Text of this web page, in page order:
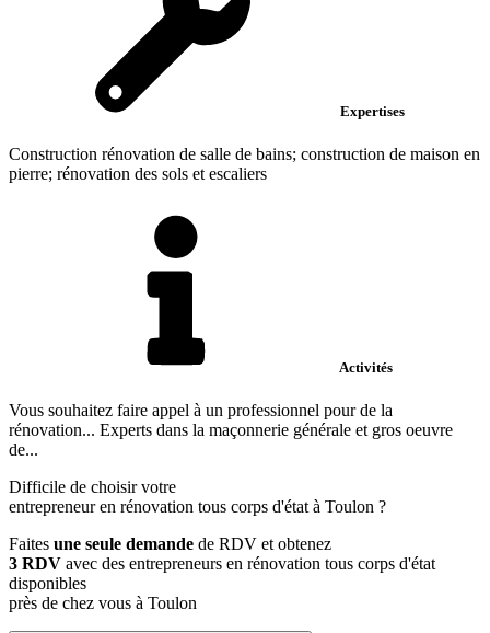
Expertises
Construction rénovation de salle de bains; construction de maison en
pierre; rénovation des sols et escaliers
Activités
Vous souhaitez faire appel à un professionnel pour de la
rénovation... Experts dans la maçonnerie générale et gros oeuvre
de...
Difficile de choisir votre
entrepreneur en rénovation tous corps d'état à Toulon ?
Faites une seule demande de RDV et obtenez
3 RDV avec des entrepreneurs en rénovation tous corps d'état
disponibles
près de chez vous à Toulon